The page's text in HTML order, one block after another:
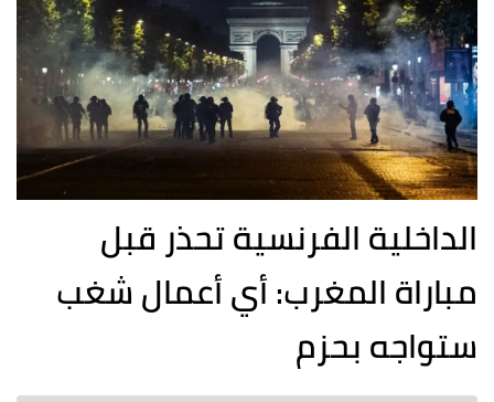
الداخلية الفرنسية تحذر قبل
مباراة المغرب: أي أعمال شغب
ستواجه بحزم